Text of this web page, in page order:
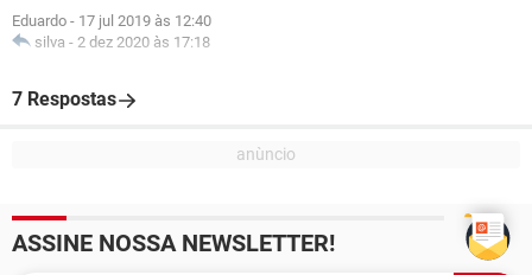
Eduardo - 17 jul 2019 às 12:40
silva - 2 dez 2020 às 17:18
7 Respostas
ASSINE NOSSA NEWSLETTER!